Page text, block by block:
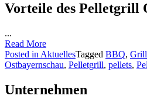
Vorteile des Pelletgrill
...
Read More
Posted in AktuellesTagged BBQ,
Ostbayernschau, Pelletgrill, pellets,
Unternehmen